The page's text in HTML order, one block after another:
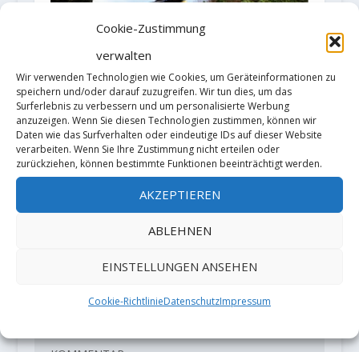
Cookie-Zustimmung
verwalten
Wir verwenden Technologien wie Cookies, um Geräteinformationen zu
speichern und/oder darauf zuzugreifen. Wir tun dies, um das
Surferlebnis zu verbessern und um personalisierte Werbung
anzuzeigen. Wenn Sie diesen Technologien zustimmen, können wir
Daten wie das Surfverhalten oder eindeutige IDs auf dieser Website
verarbeiten. Wenn Sie Ihre Zustimmung nicht erteilen oder
zurückziehen, können bestimmte Funktionen beeinträchtigt werden.
AKZEPTIEREN
ABLEHNEN
EINSTELLUNGEN ANSEHEN
Cookie-RichtlinieDatenschutzImpressum
Moritz Welt holt sich eine
Begehung vom "Raubritter"
(XI-/8c)
16. April 2018
Deine E-Mail-Adresse wird nicht
sind mit*markiert